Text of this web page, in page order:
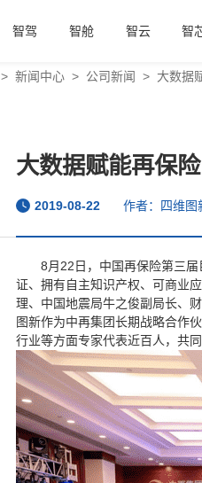
智驾 智舱 智云 智
> 新闻中心 > 公司新闻 > 大数据
大数据赋能再保
2019-08-22 作者：四维图
8月22日，中国再保险第三
证、拥有自主知识产权、可商业
理、中国地震局牛之俊副局长、
图新作为中再集团长期战略合作
行业等方面专家代表近百人，共